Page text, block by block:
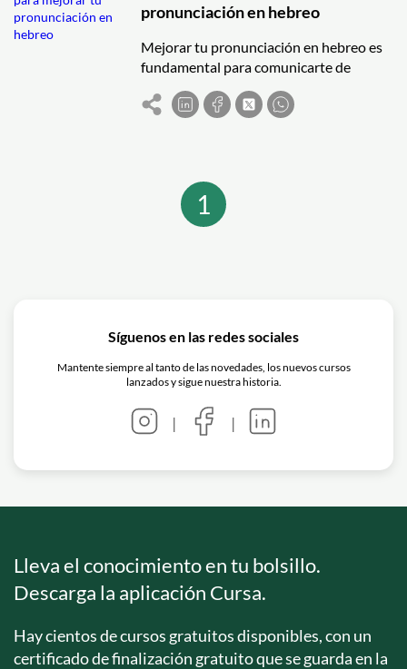
pronunciación en hebreo
Mejorar tu pronunciación en hebreo es
fundamental para comunicarte de
manera efectiva y sonar más como un
hablante nativo. Aquí tienes algunas
1
Síguenos en las redes sociales
Mantente siempre al tanto de las novedades, los nuevos cursos
lanzados y sigue nuestra historia.
| |
Lleva el conocimiento en tu bolsillo.
Descarga la aplicación Cursa.
Hay cientos de cursos gratuitos disponibles, con un
certificado de finalización gratuito que se guarda en la